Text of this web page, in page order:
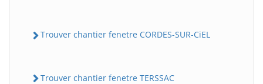
Trouver chantier fenetre CORDES-SUR-CiEL
Trouver chantier fenetre TERSSAC